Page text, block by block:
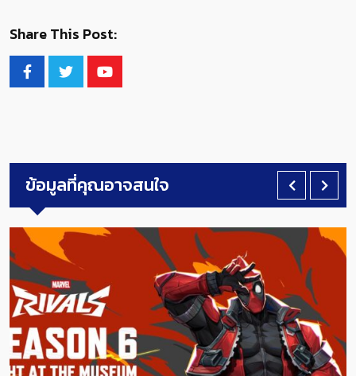
Share This Post:
ข้อมูลที่คุณอาจสนใจ